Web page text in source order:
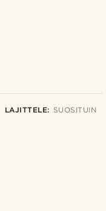
LAJITTELE: SUOSITUIN